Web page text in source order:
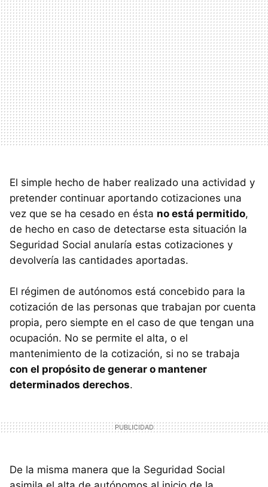
El simple hecho de haber realizado una actividad y
pretender continuar aportando cotizaciones una
vez que se ha cesado en ésta no está permitido,
de hecho en caso de detectarse esta situación la
Seguridad Social anularía estas cotizaciones y
devolvería las cantidades aportadas.
El régimen de autónomos está concebido para la
cotización de las personas que trabajan por cuenta
propia, pero siempte en el caso de que tengan una
ocupación. No se permite el alta, o el
mantenimiento de la cotización, si no se trabaja
con el propósito de generar o mantener
determinados derechos.
De la misma manera que la Seguridad Social